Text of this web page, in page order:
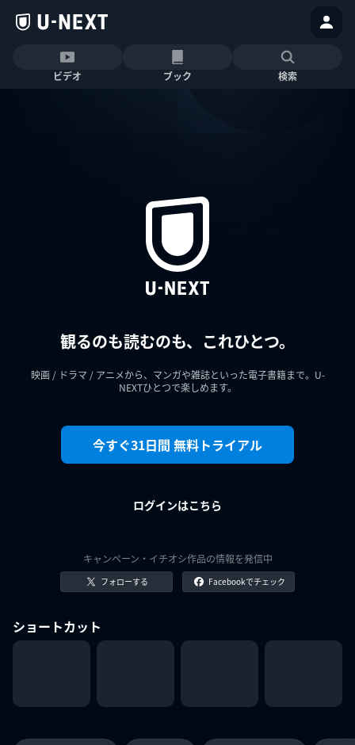
ビデオ ブック 検索
観るのも読むのも、これひとつ。
映画 / ドラマ / アニメから、マンガや雑誌といった電子書籍まで。U-
NEXTひとつで楽しめます。
今すぐ31日間 無料トライアル
ログインはこちら
キャンペーン・イチオシ作品の情報を発信中
フォローする Facebookでチェック
ショートカット